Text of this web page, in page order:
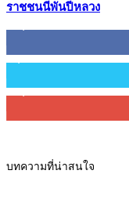
ราชชนนีพันปีหลวง
บทความที่น่าสนใจ